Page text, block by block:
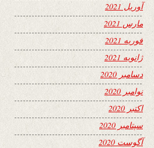
آوریل 2021
مارس 2021
فوریه 2021
ژانویه 2021
دسامبر 2020
نوامبر 2020
اکتبر 2020
سپتامبر 2020
آگوست 2020